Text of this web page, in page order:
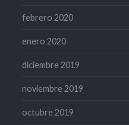
febrero 2020
enero 2020
diciembre 2019
noviembre 2019
octubre 2019